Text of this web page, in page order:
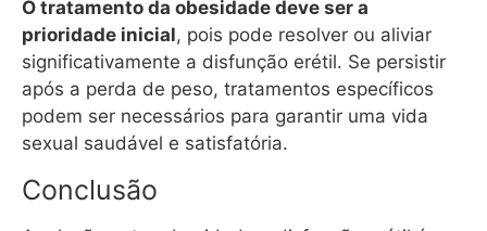
O tratamento da obesidade deve ser a
prioridade inicial, pois pode resolver ou aliviar
significativamente a disfunção erétil. Se persistir
após a perda de peso, tratamentos específicos
podem ser necessários para garantir uma vida
sexual saudável e satisfatória.
Conclusão